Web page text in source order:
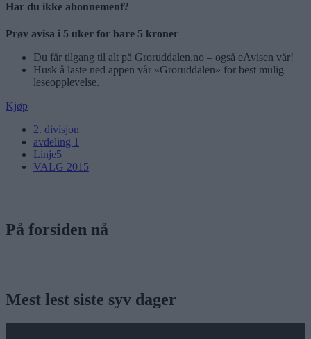
Har du ikke abonnement?
Prøv avisa i 5 uker for bare 5 kroner
Du får tilgang til alt på Groruddalen.no – også eAvisen vår!
Husk å laste ned appen vår «Groruddalen» for best mulig
leseopplevelse.
Kjøp
2. divisjon
avdeling 1
Linje5
VALG 2015
På forsiden nå
Mest lest siste syv dager